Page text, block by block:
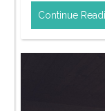
Continue